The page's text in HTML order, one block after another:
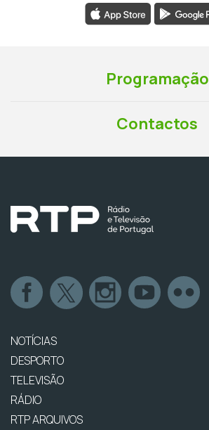
Programação
Contactos
NOTÍCIAS
DESPORTO
TELEVISÃO
RÁDIO
RTP ARQUIVOS